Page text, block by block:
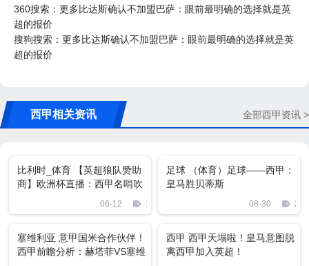
360搜索：更多比达斯确认不加盟巴萨：眼前最明确的选择就是英
超的报价
搜狗搜索：更多比达斯确认不加盟巴萨：眼前最明确的选择就是英
超的报价
西甲相关资讯 全部西甲资讯 >
比利时_体育 【英超狼队赞助
商】欧洲杯直播：西甲名哨吹
06-12 1668
足球 （体育）足球——西甲：
皇马胜贝蒂斯
08-30
塞维利亚 意甲国米合作伙伴！
西甲前瞻分析：赫塔菲VS塞维
西甲 西甲天塌啦！皇马意图脱
离西甲加入英超！